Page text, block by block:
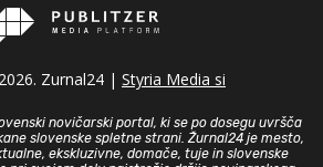
Zurnal24 | Styria Media si
novičarski portal, ki se po dosegu uvršča
slovenske spletne strani. Žurnal24 je mesto,
ekskluzivne, domače, tuje in slovenske